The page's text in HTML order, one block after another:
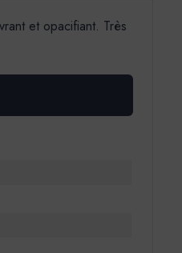
et opacifiant. Très